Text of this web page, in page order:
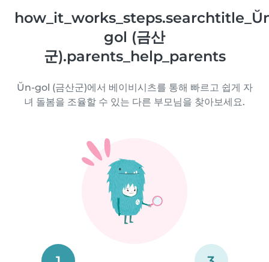
gol (금산
군).parents_help_parents
Ŭn-gol (금산군)에서 베이비시츠를 통해 빠르고 쉽게 자
녀 돌봄을 조율할 수 있는 다른 부모님을 찾아보세요.